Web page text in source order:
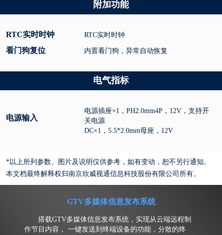
附加功能
RTC实时时钟 RTC实时时钟
看门狗复位 内置看门狗，异常自动恢复
电气指标
电源输入
电源插座×1，PH2.0mm4P，12V，支持开
关电源
DC×1，5.5*2.0mm母座，12V
*以上所列参数、图片及说明仅供参考，如有变动，恕不另行通知。
本文档最终解释权归南京欣威视通信息科技股份有限公司所有。
GTV多媒体信息发布系统
搭载GTV多媒体信息发布系统，实现从云端远程制
作节目内容， 一键发送到终端设备的功能，分散的终